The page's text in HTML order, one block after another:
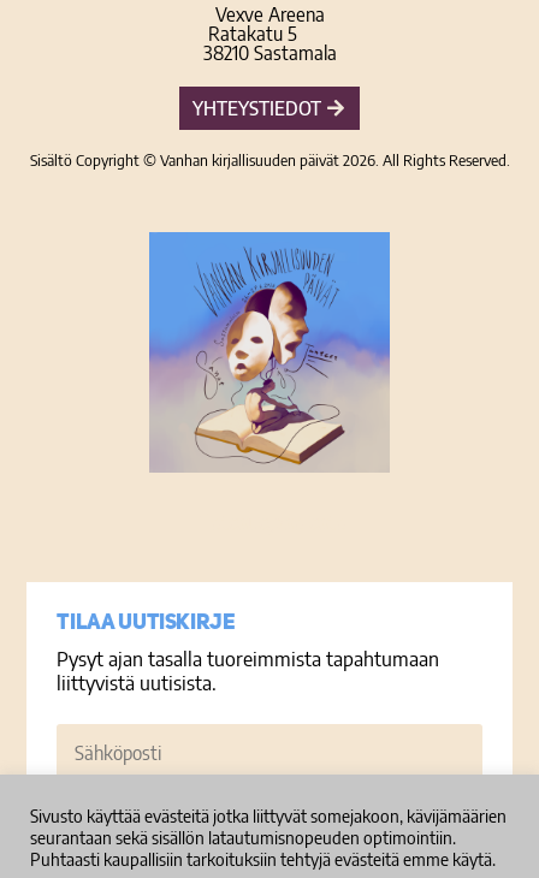
Vexve Areena
Ratakatu 5
38210 Sastamala
YHTEYSTIEDOT
Sisältö Copyright © Vanhan kirjallisuuden päivät 2026. All Rights Reserved.
Tilaa uutiskirje
Pysyt ajan tasalla tuoreimmista tapahtumaan
liittyvistä uutisista.
Tilaa
Sivusto käyttää evästeitä jotka liittyvät somejakoon, kävijämäärien
seurantaan sekä sisällön latautumisnopeuden optimointiin.
Puhtaasti kaupallisiin tarkoituksiin tehtyjä evästeitä emme käytä.